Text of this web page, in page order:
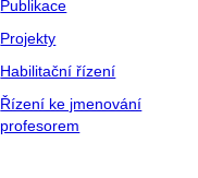
Publikace
Projekty
Habilitační řízení
Řízení ke jmenování
profesorem